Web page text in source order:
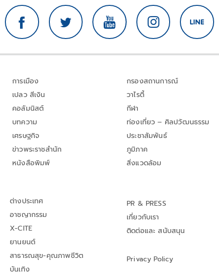
การเมือง
เปลว สีเงิน
คอลัมนิสต์
บทความ
เศรษฐกิจ
ข่าวพระราชสำนัก
หนังสือพิมพ์
กรองสถานการณ์
วาไรตี้
กีฬา
ท่องเที่ยว – ศิลปวัฒนธรรม
ประชาสัมพันธ์
ภูมิภาค
สิ่งแวดล้อม
ต่างประเทศ
อาชญากรรม
X-CITE
ยานยนต์
สาธารณสุข-คุณภาพชีวิต
บันเทิง
PR & PRESS
เกี่ยวกับเรา
ติดต่อและ สนับสนุน
Privacy Policy